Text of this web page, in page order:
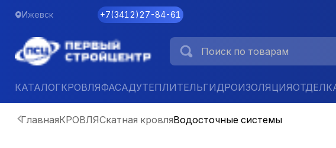
Ижевск +7(3412)27-84-61
КАТАЛОГКРОВЛЯФАСАДУТЕПЛИТЕЛЬГИДРОИЗОЛЯЦИЯ
ГлавнаяКРОВЛЯСкатная кровляВодосточные системы